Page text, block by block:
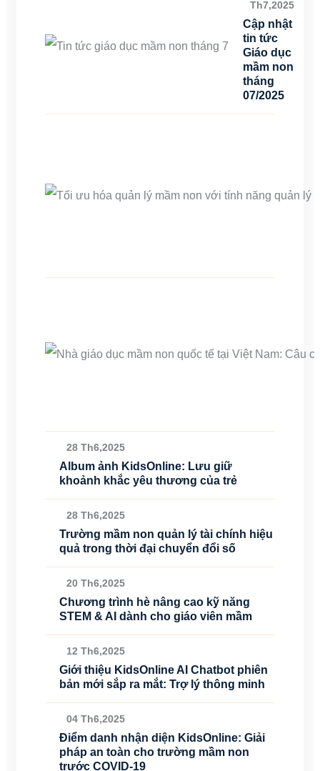
Th7,2025
Cập nhật
tin tức
Giáo dục
mầm non
tháng
07/2025
28 Th6,2025
Album ảnh KidsOnline: Lưu giữ
khoảnh khắc yêu thương của trẻ
28 Th6,2025
Trường mầm non quản lý tài chính hiệu
quả trong thời đại chuyển đổi số
20 Th6,2025
Chương trình hè nâng cao kỹ năng
STEM & AI dành cho giáo viên mầm
12 Th6,2025
Giới thiệu KidsOnline AI Chatbot phiên
bản mới sắp ra mắt: Trợ lý thông minh
04 Th6,2025
Điểm danh nhận diện KidsOnline: Giải
pháp an toàn cho trường mầm non
trước COVID-19